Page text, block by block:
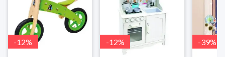
-12% -12% -39%